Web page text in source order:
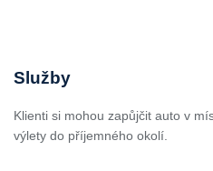
Služby
Klienti si mohou zapůjčit auto v
výlety do příjemného okolí.